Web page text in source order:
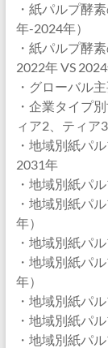
・紙パルプ酵
年-2024年）
・紙パルプ酵
2022年 VS
・グローバル
・企業タイプ
ィア2、ティア3
・地域別紙パ
2031年
・地域別紙パ
・地域別紙パ
年）
・地域別紙パ
・地域別紙パ
年）
・地域別紙パ
・地域別紙パ
・地域別紙パ